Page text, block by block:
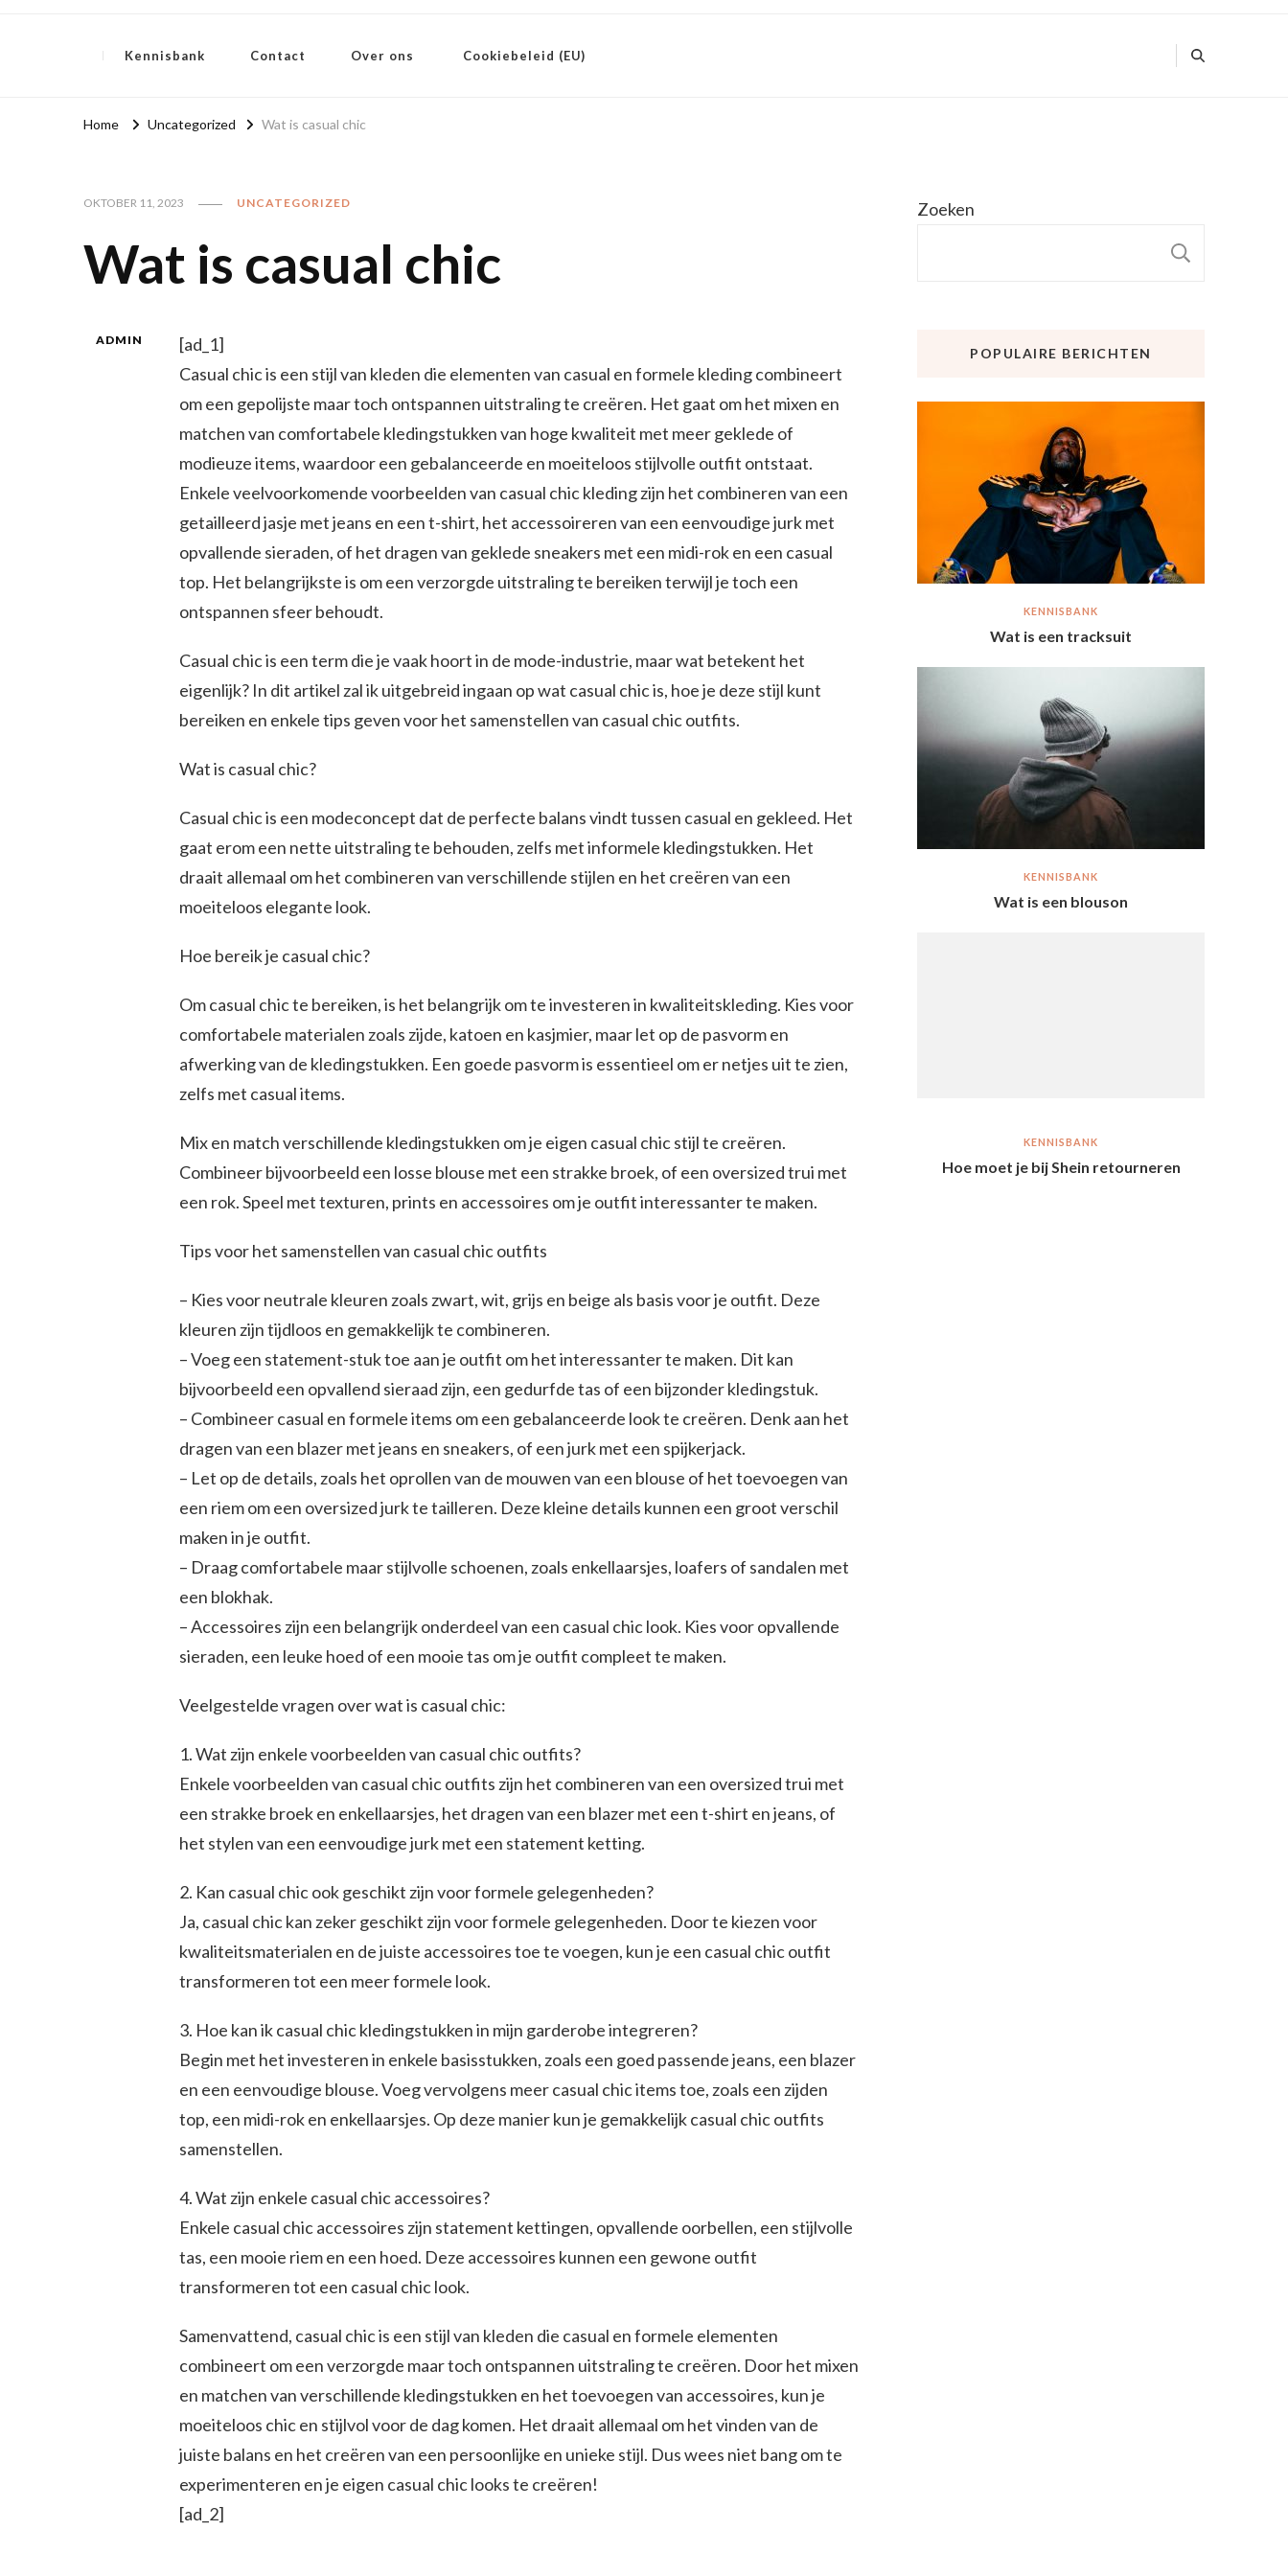
Kennisbank Contact Over ons Cookiebeleid (EU)
Home Uncategorized Wat is casual chic
OKTOBER 11, 2023 UNCATEGORIZED
Wat is casual chic
ADMIN
[ad_1]
Casual chic is een stijl van kleden die elementen van casual en formele kleding combineert
om een gepolijste maar toch ontspannen uitstraling te creëren. Het gaat om het mixen en
matchen van comfortabele kledingstukken van hoge kwaliteit met meer geklede of
modieuze items, waardoor een gebalanceerde en moeiteloos stijlvolle outfit ontstaat.
Enkele veelvoorkomende voorbeelden van casual chic kleding zijn het combineren van een
getailleerd jasje met jeans en een t-shirt, het accessoireren van een eenvoudige jurk met
opvallende sieraden, of het dragen van geklede sneakers met een midi-rok en een casual
top. Het belangrijkste is om een verzorgde uitstraling te bereiken terwijl je toch een
ontspannen sfeer behoudt.
Casual chic is een term die je vaak hoort in de mode-industrie, maar wat betekent het
eigenlijk? In dit artikel zal ik uitgebreid ingaan op wat casual chic is, hoe je deze stijl kunt
bereiken en enkele tips geven voor het samenstellen van casual chic outfits.
Wat is casual chic?
Casual chic is een modeconcept dat de perfecte balans vindt tussen casual en gekleed. Het
gaat erom een nette uitstraling te behouden, zelfs met informele kledingstukken. Het
draait allemaal om het combineren van verschillende stijlen en het creëren van een
moeiteloos elegante look.
Hoe bereik je casual chic?
Om casual chic te bereiken, is het belangrijk om te investeren in kwaliteitskleding. Kies voor
comfortabele materialen zoals zijde, katoen en kasjmier, maar let op de pasvorm en
afwerking van de kledingstukken. Een goede pasvorm is essentieel om er netjes uit te zien,
zelfs met casual items.
Mix en match verschillende kledingstukken om je eigen casual chic stijl te creëren.
Combineer bijvoorbeeld een losse blouse met een strakke broek, of een oversized trui met
een rok. Speel met texturen, prints en accessoires om je outfit interessanter te maken.
Tips voor het samenstellen van casual chic outfits
– Kies voor neutrale kleuren zoals zwart, wit, grijs en beige als basis voor je outfit. Deze
kleuren zijn tijdloos en gemakkelijk te combineren.
– Voeg een statement-stuk toe aan je outfit om het interessanter te maken. Dit kan
bijvoorbeeld een opvallend sieraad zijn, een gedurfde tas of een bijzonder kledingstuk.
– Combineer casual en formele items om een gebalanceerde look te creëren. Denk aan het
dragen van een blazer met jeans en sneakers, of een jurk met een spijkerjack.
– Let op de details, zoals het oprollen van de mouwen van een blouse of het toevoegen van
een riem om een oversized jurk te tailleren. Deze kleine details kunnen een groot verschil
maken in je outfit.
– Draag comfortabele maar stijlvolle schoenen, zoals enkellaarsjes, loafers of sandalen met
een blokhak.
– Accessoires zijn een belangrijk onderdeel van een casual chic look. Kies voor opvallende
sieraden, een leuke hoed of een mooie tas om je outfit compleet te maken.
Veelgestelde vragen over wat is casual chic:
1. Wat zijn enkele voorbeelden van casual chic outfits?
Enkele voorbeelden van casual chic outfits zijn het combineren van een oversized trui met
een strakke broek en enkellaarsjes, het dragen van een blazer met een t-shirt en jeans, of
het stylen van een eenvoudige jurk met een statement ketting.
2. Kan casual chic ook geschikt zijn voor formele gelegenheden?
Ja, casual chic kan zeker geschikt zijn voor formele gelegenheden. Door te kiezen voor
kwaliteitsmaterialen en de juiste accessoires toe te voegen, kun je een casual chic outfit
transformeren tot een meer formele look.
3. Hoe kan ik casual chic kledingstukken in mijn garderobe integreren?
Begin met het investeren in enkele basisstukken, zoals een goed passende jeans, een blazer
en een eenvoudige blouse. Voeg vervolgens meer casual chic items toe, zoals een zijden
top, een midi-rok en enkellaarsjes. Op deze manier kun je gemakkelijk casual chic outfits
samenstellen.
4. Wat zijn enkele casual chic accessoires?
Enkele casual chic accessoires zijn statement kettingen, opvallende oorbellen, een stijlvolle
tas, een mooie riem en een hoed. Deze accessoires kunnen een gewone outfit
transformeren tot een casual chic look.
Samenvattend, casual chic is een stijl van kleden die casual en formele elementen
combineert om een verzorgde maar toch ontspannen uitstraling te creëren. Door het mixen
en matchen van verschillende kledingstukken en het toevoegen van accessoires, kun je
moeiteloos chic en stijlvol voor de dag komen. Het draait allemaal om het vinden van de
juiste balans en het creëren van een persoonlijke en unieke stijl. Dus wees niet bang om te
experimenteren en je eigen casual chic looks te creëren!
[ad_2]
Zoeken
POPULAIRE BERICHTEN
KENNISBANK
Wat is een tracksuit
KENNISBANK
Wat is een blouson
KENNISBANK
Hoe moet je bij Shein retourneren